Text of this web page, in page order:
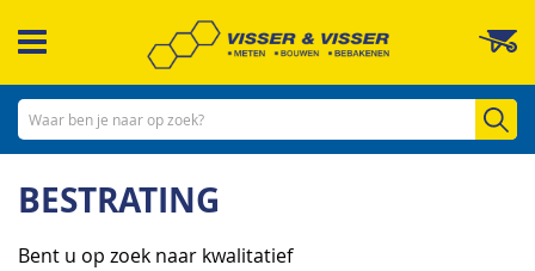
naar
inhoud
BESTRATING
Bent u op zoek naar kwalitatief